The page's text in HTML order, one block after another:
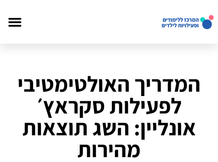
המדריך האולטימטיבי
לפעילות סקראץ׳
אונליין: השג תוצאות
מהירות